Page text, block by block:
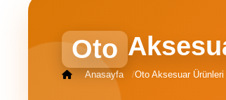
Kurumsal
Takibi
Hakkımızda
Oto
Anasayfa Oto Aksesuar Ürünleri